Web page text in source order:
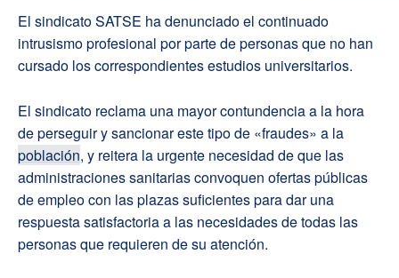
El sindicato SATSE ha denunciado el continuado
intrusismo profesional por parte de personas que no han
cursado los correspondientes estudios universitarios.
El sindicato reclama una mayor contundencia a la hora
de perseguir y sancionar este tipo de «fraudes» a la
población, y reitera la urgente necesidad de que las
administraciones sanitarias convoquen ofertas públicas
de empleo con las plazas suficientes para dar una
respuesta satisfactoria a las necesidades de todas las
personas que requieren de su atención.